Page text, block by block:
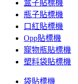
盒子貼標機
瓶子貼標機
口紅貼標機
Opp貼標機
寵物瓶貼標機
塑料袋貼標機
袋貼標機